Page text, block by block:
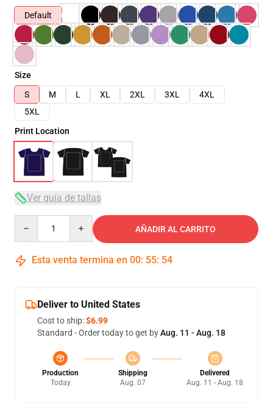
Default
Size
S
M L XL 2XL 3XL
4XL
5XL
Print Location
Ver guía de tallas
AÑADIR AL CARRITO
Esta venta termina en 00: 55: 54
Deliver to United States
Cost to ship:$6.99
Standard - Order today to get byAug. 11 - Aug. 18
Production
Today
Shipping
Aug. 07
Delivered
Aug. 11 - Aug. 18